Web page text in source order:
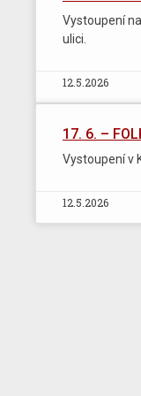
Vystoupení
ulici.
12.5.2026
17. 6. –
Vystoupení v
12.5.2026